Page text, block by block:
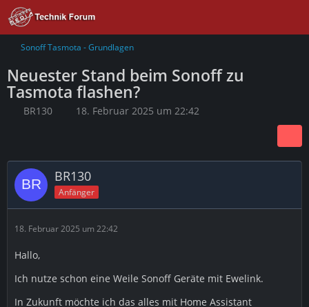
Sonoff Tasmota - Grundlagen
Neuester Stand beim Sonoff zu
Tasmota flashen?
BR130 18. Februar 2025 um 22:42
BR130
Anfänger
18. Februar 2025 um 22:42
Hallo,
Ich nutze schon eine Weile Sonoff Geräte mit Ewelink.
In Zukunft möchte ich das alles mit Home Assistant